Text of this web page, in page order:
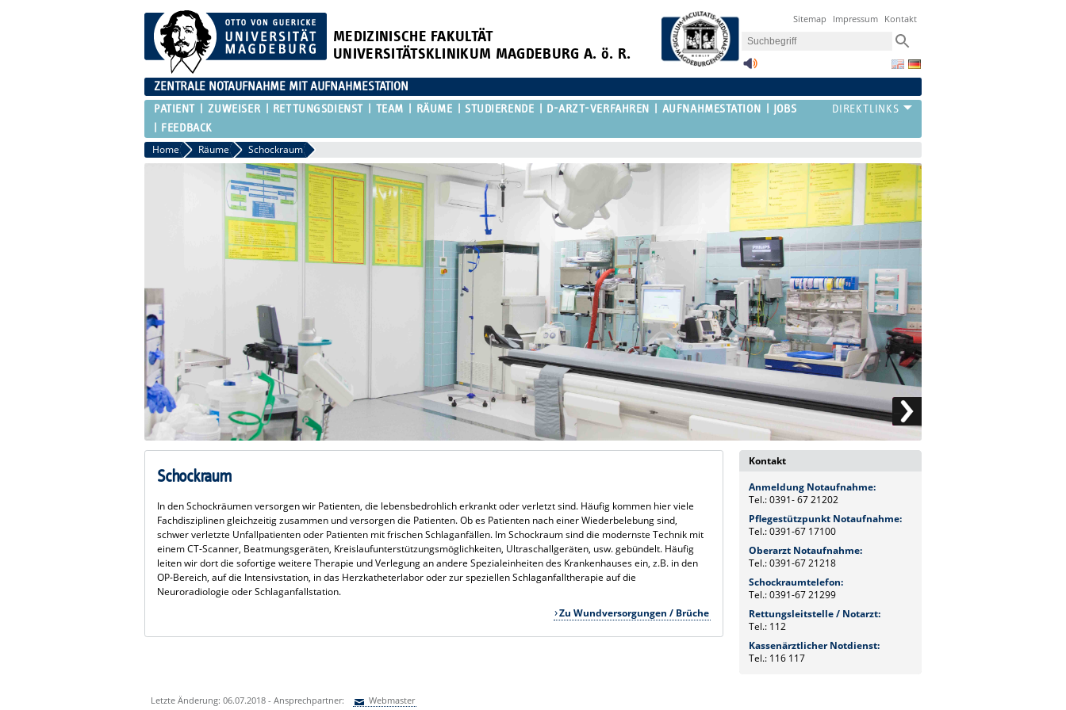
MEDIZINISCHE FAKULTÄT
UNIVERSITÄTSKLINIKUM MAGDEBURG A. ö. R.
Sitemap Impressum Kontakt
ZENTRALE NOTAUFNAHME MIT AUFNAHMESTATION
PATIENT ZUWEISER RETTUNGSDIENST TEAM RÄUME STUDIERENDE D-ARZT-VERFAHREN AUFNAHMESTATION
JOBS
FEEDBACK
Home Räume Schockraum
Schockraum
In den Schockräumen versorgen wir Patienten, die lebensbedrohlich erkrankt oder verletzt sind. Häufig kommen hier viele
Fachdisziplinen gleichzeitig zusammen und versorgen die Patienten. Ob es Patienten nach einer Wiederbelebung sind,
schwer verletzte Unfallpatienten oder Patienten mit frischen Schlaganfällen. Im Schockraum sind die modernste Technik mit
einem CT-Scanner, Beatmungsgeräten, Kreislaufunterstützungsmöglichkeiten, Ultraschallgeräten, usw. gebündelt. Häufig
leiten wir dort die sofortige weitere Therapie und Verlegung an andere Spezialeinheiten des Krankenhauses ein, z.B. in den
OP-Bereich, auf die Intensivstation, in das Herzkatheterlabor oder zur speziellen Schlaganfalltherapie auf die
Neuroradiologie oder Schlaganfallstation.
Zu Wundversorgungen / Brüche
Kontakt
Anmeldung Notaufnahme:
Tel.: 0391- 67 21202
Pflegestützpunkt Notaufnahme:
Tel.: 0391-67 17100
Oberarzt Notaufnahme:
Tel.: 0391-67 21218
Schockraumtelefon:
Tel.: 0391-67 21299
Rettungsleitstelle / Notarzt:
Tel.: 112
Kassenärztlicher Notdienst:
Tel.: 116 117
Letzte Änderung: 06.07.2018 - Ansprechpartner: Webmaster